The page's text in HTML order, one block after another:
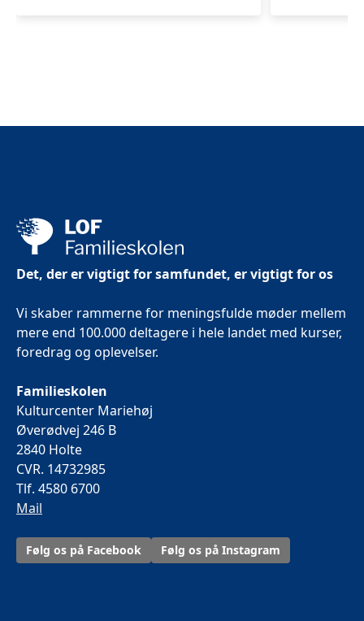
Det, der er vigtigt for samfundet, er vigtigt for os
Vi skaber rammerne for meningsfulde møder mellem
mere end 100.000 deltagere i hele landet med kurser,
foredrag og oplevelser.
Familieskolen
Kulturcenter Mariehøj
Øverødvej 246 B
2840 Holte
CVR. 14732985
Tlf. 4580 6700
Mail
Følg os på Facebook Følg os på Instagram